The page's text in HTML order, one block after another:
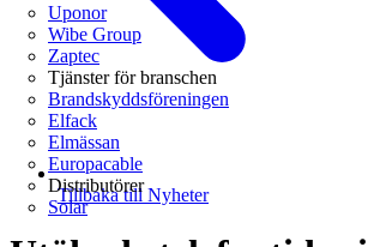
Uponor
Wibe Group
Zaptec
Tjänster för branschen
Brandskyddsföreningen
Elfack
Elmässan
Europacable
Distributörer
Solar
Tillbaka till Nyheter